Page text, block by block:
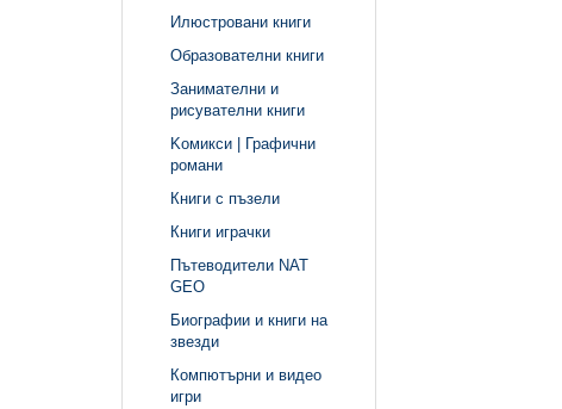
Илюстровани книги
Образователни книги
Занимателни и
рисувателни книги
Kомикси | Графични
романи
Книги с пъзели
Книги играчки
Пътеводители NAT
GEO
Биографии и книги на
звезди
Компютърни и видео
игри